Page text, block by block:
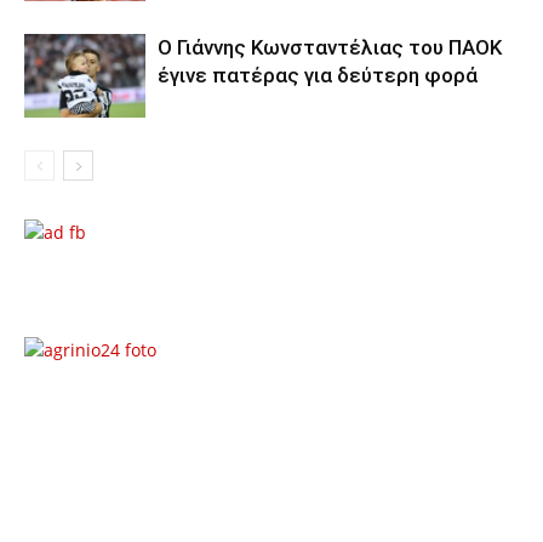
Ο Γιάννης Κωνσταντέλιας του ΠΑΟΚ
έγινε πατέρας για δεύτερη φορά